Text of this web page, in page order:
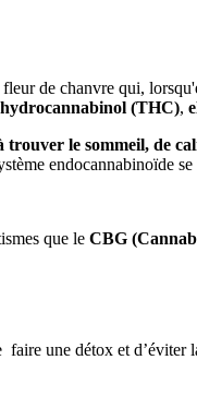
de chanvre qui,
(THC),
trouver le sommeil, de
endocannabinoïde
que le CBG
faire une détox et d’éviter